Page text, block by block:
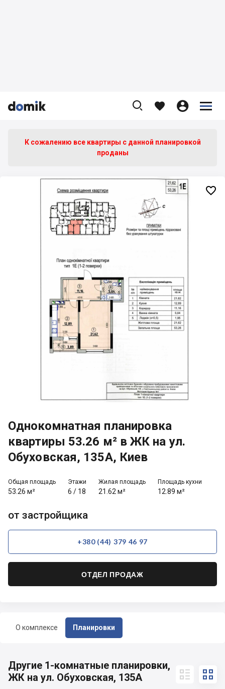


    


О комплексе Планировки
К сожалению все квартиры c данной планировкой
проданы
Однокомнатная планировка
квартиры 53.26 м² в ЖК на ул.
Обуховская, 135А, Киев
Общая площадь
53.26 м²
Этажи
6 / 18
Жилая площадь
21.62 м²
Площадь кухни
12.89 м²
от застройщика
+380 (44) 379 46 97
ОТДЕЛ ПРОДАЖ

Другие 1-комнатные планировки,
ЖК на ул. Обуховская, 135А
 